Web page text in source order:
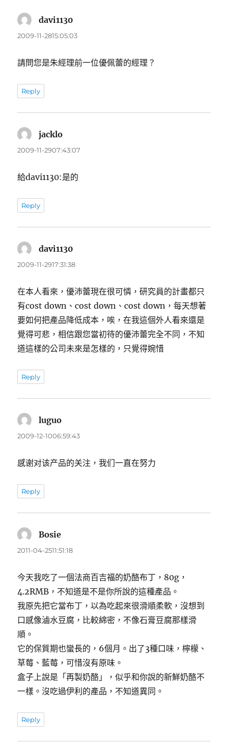
davi1130
示:
2009-11-2815:05:03
請問您是朱經理前一位優佩蕾的經理？
Reply
jacklo
示:
2009-11-2907:43:07
給davi1130:是的
Reply
davi1130
示:
2009-11-2917:31:38
在本人看來，優沛蕾現在很可憐，研究員的計畫都只
有cost down、cost down、cost down，每天想著
要如何把產品降低成本，唉，在我這個外人看來還是
覺得可悲，相信跟您當初待的優沛蕾完全不同，不知
道這樣的公司未來是怎樣的，只覺得婉惜
Reply
luguo
示:
2009-12-1006:59:43
感谢对该产品的关注，我们一直在努力
Reply
Bosie
示:
2011-04-2511:51:18
今天我吃了一個法商百吉福的奶酪布丁，80g，
4.2RMB，不知道是不是你所說的這種產品。
我原先把它當布丁，以為吃起來很滑順柔軟，沒想到
口感像滷水豆腐，比較綿密，不像石膏豆腐那樣滑
順。
它的保質期也蠻長的，6個月。出了3種口味，檸檬、
草莓、藍莓，可惜沒有原味。
盒子上說是「再製奶酪」，似乎和你說的新鮮奶酪不
一樣。沒吃過伊利的產品，不知道異同。
Reply